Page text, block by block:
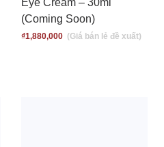
Eye Cream – 30ml
(Coming Soon)
₫1,880,000